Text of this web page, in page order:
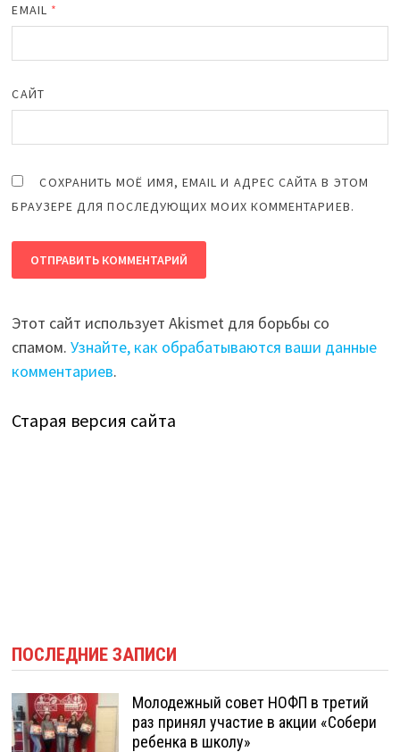
EMAIL *
САЙТ
СОХРАНИТЬ МОЁ ИМЯ, EMAIL И АДРЕС САЙТА В ЭТОМ
БРАУЗЕРЕ ДЛЯ ПОСЛЕДУЮЩИХ МОИХ КОММЕНТАРИЕВ.
Этот сайт использует Akismet для борьбы со
спамом.Узнайте, как обрабатываются ваши данные
комментариев.
Старая версия сайта
ПОСЛЕДНИЕ ЗАПИСИ
Молодежный совет НОФП в третий
раз принял участие в акции «Собери
ребенка в школу»